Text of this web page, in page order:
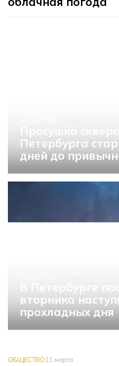
Петербурга
дней до
вторника
прохладных дня
ОБЩЕСТВО11 марта